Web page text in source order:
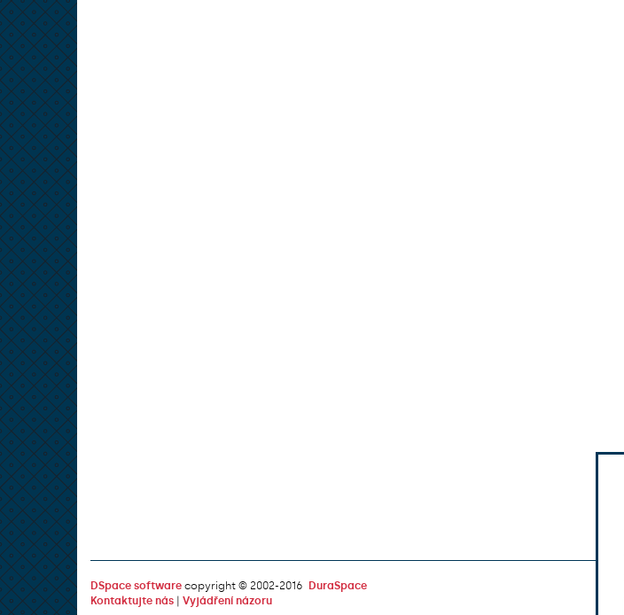
DSpace software copyright © 2002-2016
DuraSpace
Kontaktujte nás
Vyjádření názoru